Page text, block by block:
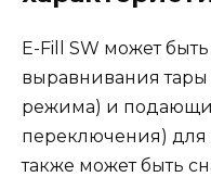
E-Fill SW может
выравнивания тары
режима) и
переключения) для
также может быть